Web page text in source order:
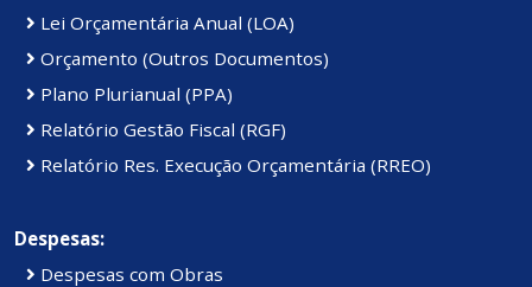
Lei Orçamentária Anual (LOA)
Orçamento (Outros Documentos)
Plano Plurianual (PPA)
Relatório Gestão Fiscal (RGF)
Relatório Res. Execução Orçamentária (RREO)
Despesas:
Despesas com Obras